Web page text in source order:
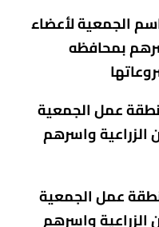
/اسم الجمعية لأعضاء
بمحافظه
منطقة عمل الجمعية
الزراعية واسرهم
الزراعية واسرهم